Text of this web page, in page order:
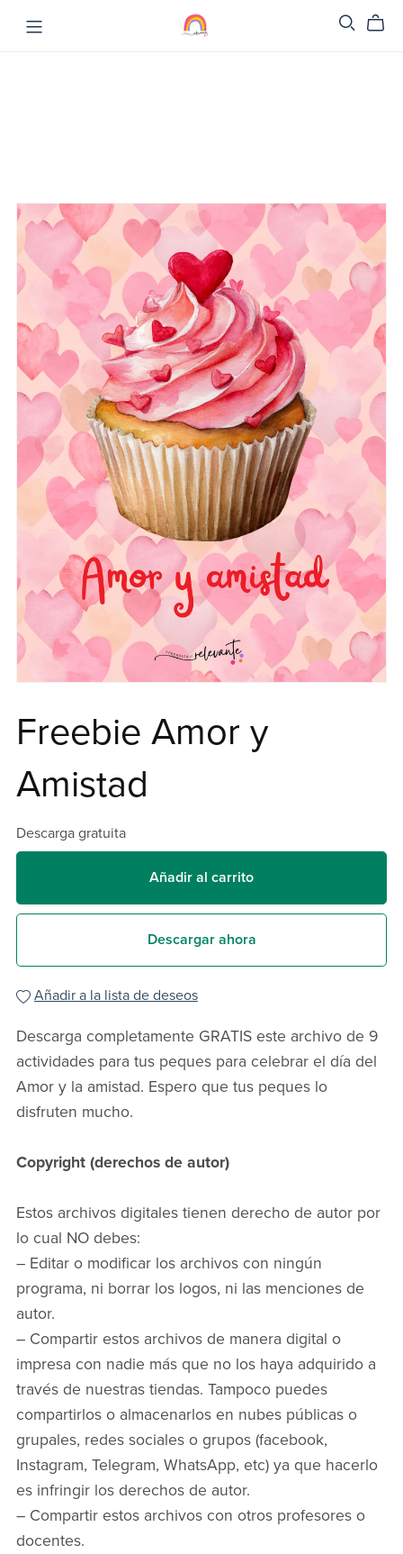
Freebie Amor y
Amistad
Descarga gratuita
Añadir al carrito
Descargar ahora
Añadir a la lista de deseos
Descarga completamente GRATIS este archivo de 9
actividades para tus peques para celebrar el día del
Amor y la amistad. Espero que tus peques lo
disfruten mucho.
Copyright (derechos de autor)
Estos archivos digitales tienen derecho de autor por
lo cual NO debes:
– Editar o modificar los archivos con ningún
programa, ni borrar los logos, ni las menciones de
autor.
– Compartir estos archivos de manera digital o
impresa con nadie más que no los haya adquirido a
través de nuestras tiendas. Tampoco puedes
compartirlos o almacenarlos en nubes públicas o
grupales, redes sociales o grupos (facebook,
Instagram, Telegram, WhatsApp, etc) ya que hacerlo
es infringir los derechos de autor.
– Compartir estos archivos con otros profesores o
docentes.